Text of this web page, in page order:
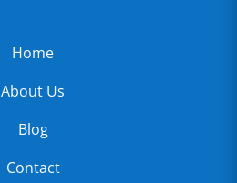
Home
About Us
Blog
Contact